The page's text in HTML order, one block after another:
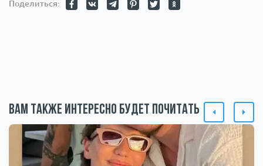
Поделиться:
Вам также интересно будет почитать